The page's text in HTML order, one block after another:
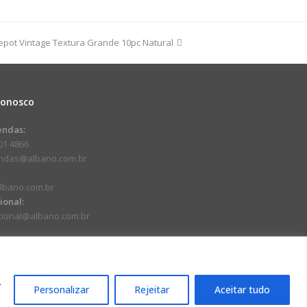
Personalizar Rejeitar Aceitar tudo
Vintage Textura Grande 10pc Natural
4866
92